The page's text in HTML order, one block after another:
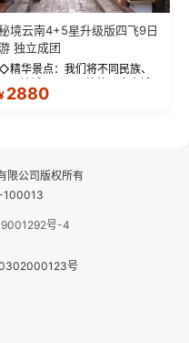
境云南4+5星升级版四飞9日
独立成团
精华景点：我们将不同民族、
不同地域、不同风格的三座古城
【大理古城、丽江古城、香格
2880
限公司版权所有
100013
号-4
号